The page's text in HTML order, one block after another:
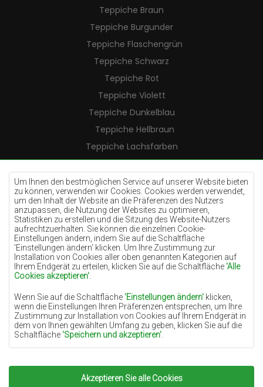
Um Ihnen den bestmöglichen Service auf unserer Website bieten
zu können, verwenden wir Cookies. Cookies werden verwendet,
um den Inhalt der Website an die Präferenzen des Nutzers
anzupassen, die Nutzung der Websites zu optimieren,
Statistiken zu erstellen und die Sitzung des Website-Nutzers
aufrechtzuerhalten. Sie können die einzelnen Cookie-
Einstellungen ändern, indem Sie auf die Schaltfläche
'Einstellungen ändern‘ klicken. Um Ihre Zustimmung zur
Installation von Cookies aller oben genannten Kategorien auf
Ihrem Endgerät zu erteilen, klicken Sie auf die Schaltfläche 'Alle
Cookies akzeptieren'
Wenn Sie auf die Schaltfläche 'Einstellungen ändern' klicken,
wenn die Einstellungen Ihren Präferenzen entsprechen, um Ihre
Zustimmung zur Installation von Cookies auf Ihrem Endgerät in
dem von Ihnen gewählten Umfang zu geben, klicken Sie auf die
Schaltfläche 'Speichern und akzeptieren'
Grundlage für die Verarbeitung das berechtigte Interesse des
Datenverwalters (TEPPICHECHEMEX) oder Dritter in Form der
Bereitstellung qualitativ hochwertiger Dienste auf unserer
Akzeptieren Sie alle Cookies
Teppiche Braun
Teppiche Burgunder
Teppiche Flaschengrün
Teppiche Schwarz
Teppiche Rot
Teppiche Violett
Teppiche Dunkelblau
Teppiche Hellbraun
Teppiche Lachsfarben
Teppiche Cremefarben
Teppiche Lilac
Teppiche Gelb
Teppiche Pfefferminz
Teppiche Blau
Teppiche Orange
Teppiche Rosa
Teppiche Terrakotte
Teppiche Grün
Teppiche Golden
Copyright 2022Teppiche Chemex.Alle Rechte